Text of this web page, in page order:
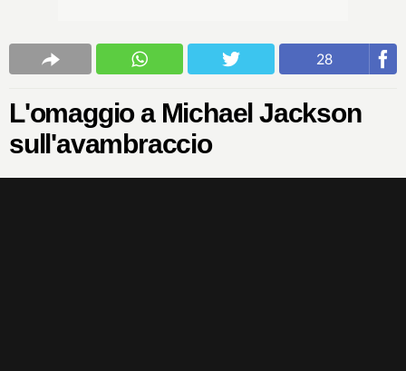
28
L'omaggio a Michael Jackson
sull'avambraccio